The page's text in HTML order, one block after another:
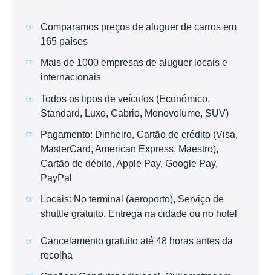
Comparamos preços de aluguer de carros em
165 países
Mais de 1000 empresas de aluguer locais e
internacionais
Todos os tipos de veículos (Económico,
Standard, Luxo, Cabrio, Monovolume, SUV)
Pagamento: Dinheiro, Cartão de crédito (Visa,
MasterCard, American Express, Maestro),
Cartão de débito, Apple Pay, Google Pay,
PayPal
Locais: No terminal (aeroporto), Serviço de
shuttle gratuito, Entrega na cidade ou no hotel
Cancelamento gratuito até 48 horas antes da
recolha